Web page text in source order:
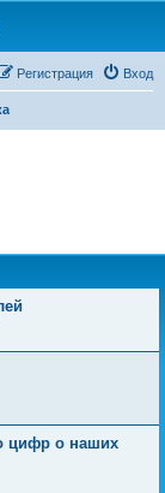
Вход
Регистрация
цифр о наших